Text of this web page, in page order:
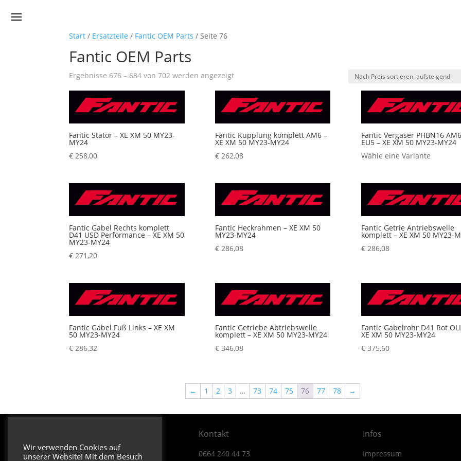
Start / Ersatzteile / Fantic OEM Parts / Seite 76
Fantic OEM Parts
Ergebnisse 676 – 684 von 702 werden angezeigtNach
sortiert:
aufsteigend
Fantic Stator – XE XM 50 MY23-
MY24
€ 258,00
Fantic Kupplung komplett AM6 –
XE XM 50 MY23-MY24
€262,08
Fantic Vergaser PHBN16 AM6
EU5 – XE XM 50 MY23-MY24
Wähle eine Variante
Fantic Gabel Rechts komplett
D41 USD Performance – XE XM 50
MY23-MY24
€ 271,20
Fantic Heckrahmen – XE XM 50
MY23-MY24
€286,08
Fantic Getrie Antriebswelle
komplett – XE XM 50 MY23-
€286,08
Fantic Gabel Fuß Links – XE XM
50 MY23-MY24
€ 286,32
Fantic Getriebe Abtriebswelle
komplett – XE XM 50 MY23-MY24
€346,08
Fantic Gabelrohr D41 Rot
XE XM 50 MY23-MY24
€375,60
← 1 2 3 … 73 74 75 76 77 78 →
Dienstag bis Donnerstag
Kontakt
0664 240 44 73
Infos
Impressum
Wir verwenden Cookies auf
unserer Website! Mit dem Besuch